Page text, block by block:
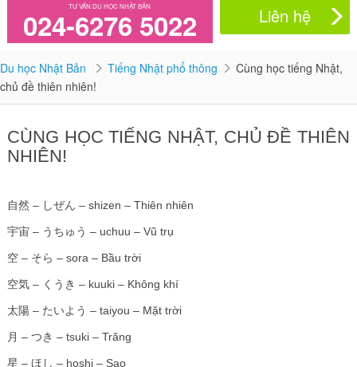
TƯ VẤN DU HỌC NHẬT BẢN
024-6276 5022 Liên hệ
Du học Nhật Bản Tiếng Nhật phổ thông
Cùng học tiếng Nhật,
chủ đề thiên nhiên!
CÙNG HỌC TIẾNG NHẬT, CHỦ ĐỀ THIÊN
NHIÊN!
自然 – しぜん – shizen – Thiên nhiên
宇宙 – うちゅう – uchuu – Vũ trụ
空 – そら – sora – Bầu trời
空気 – くうき – kuuki – Không khí
太陽 – たいよう – taiyou – Mặt trời
月 – つき – tsuki – Trăng
星 – ほし – hoshi – Sao